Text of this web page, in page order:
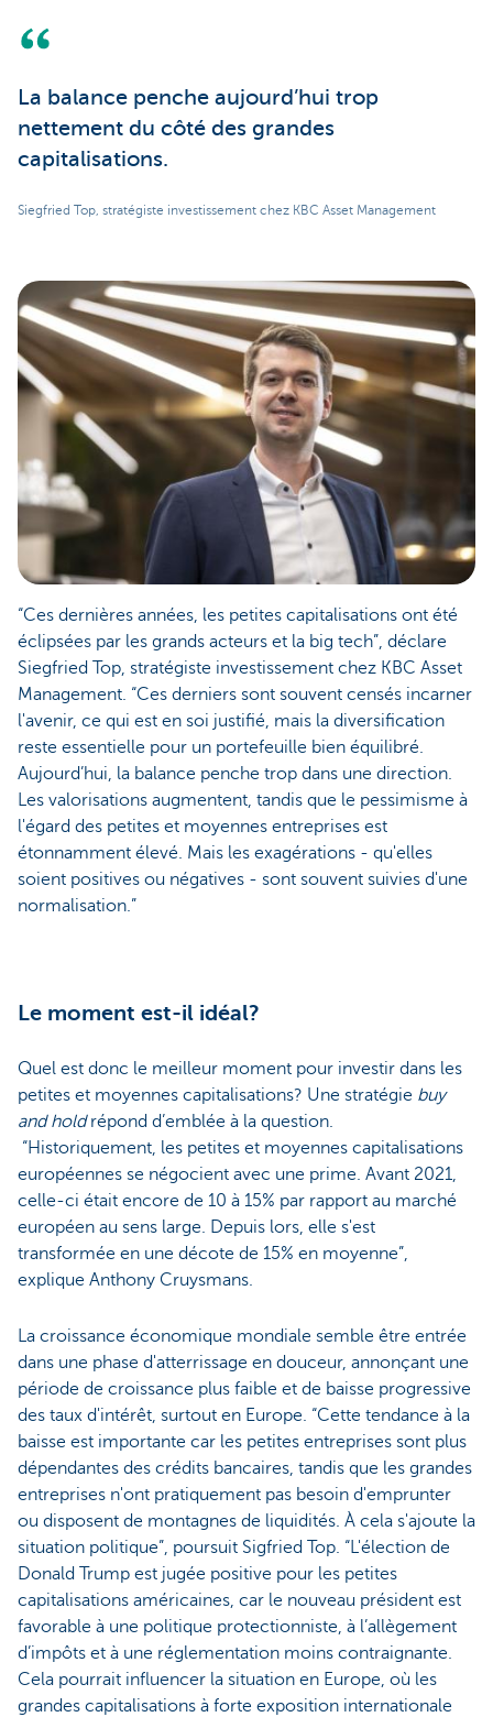
La balance penche aujourd’hui trop
nettement du côté des grandes
capitalisations.
Siegfried Top, stratégiste investissement chez KBC Asset Management
“Ces dernières années, les petites capitalisations ont été
éclipsées par les grands acteurs et la big tech”, déclare
Siegfried Top, stratégiste investissement chez KBC Asset
Management. “Ces derniers sont souvent censés incarner
l'avenir, ce qui est en soi justifié, mais la diversification
reste essentielle pour un portefeuille bien équilibré.
Aujourd’hui, la balance penche trop dans une direction.
Les valorisations augmentent, tandis que le pessimisme à
l'égard des petites et moyennes entreprises est
étonnamment élevé. Mais les exagérations - qu'elles
soient positives ou négatives - sont souvent suivies d'une
normalisation.”
Le moment est-il idéal?
Quel est donc le meilleur moment pour investir dans les
petites et moyennes capitalisations? Une stratégie buy
and holdrépond d’emblée à la question.
“Historiquement, les petites et moyennes capitalisations
européennes se négocient avec une prime. Avant 2021,
celle-ci était encore de 10 à 15% par rapport au marché
européen au sens large. Depuis lors, elle s'est
transformée en une décote de 15% en moyenne”,
explique Anthony Cruysmans.
La croissance économique mondiale semble être entrée
dans une phase d'atterrissage en douceur, annonçant une
période de croissance plus faible et de baisse progressive
des taux d'intérêt, surtout en Europe. “Cette tendance à la
baisse est importante car les petites entreprises sont plus
dépendantes des crédits bancaires, tandis que les grandes
entreprises n'ont pratiquement pas besoin d'emprunter
ou disposent de montagnes de liquidités. À cela s'ajoute la
situation politique”, poursuit Sigfried Top. “L'élection de
Donald Trump est jugée positive pour les petites
capitalisations américaines, car le nouveau président est
favorable à une politique protectionniste, à l’allègement
d’impôts et à une réglementation moins contraignante.
Cela pourrait influencer la situation en Europe, où les
grandes capitalisations à forte exposition internationale